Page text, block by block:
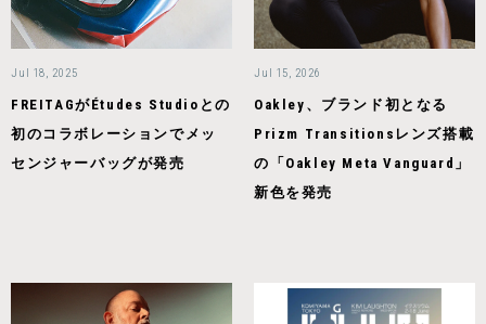
Jul 18, 2025
FREITAGがÉtudes Studioとの
初のコラボレーションでメッ
センジャーバッグが発売
Jul 15, 2026
Oakley、ブランド初となる
Prizm Transitionsレンズ搭載
の「Oakley Meta Vanguard」
新色を発売